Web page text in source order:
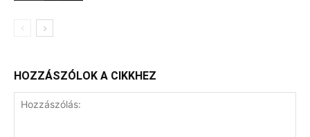
HOZZÁSZÓLOK A CIKKHEZ